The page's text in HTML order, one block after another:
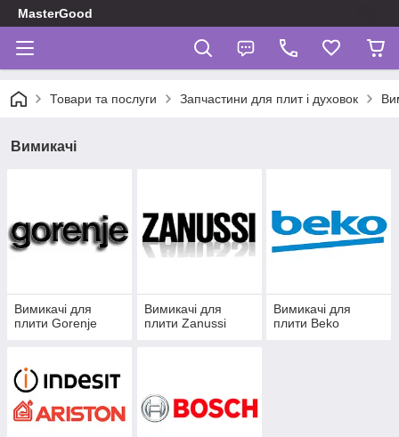
MasterGood
Товари та послуги Запчастини для плит і духовок
Вимикачі
Вимикачі для
плити Gorenje
Вимикачі для
плити Zanussi
Вимикачі для
плити Beko